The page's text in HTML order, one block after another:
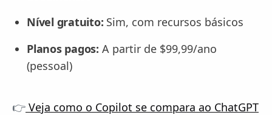
Nível gratuito: Sim, com recursos básicos
Planos pagos: A partir de $99,99/ano
(pessoal)
👉 Veja como o Copilot se compara ao ChatGPT